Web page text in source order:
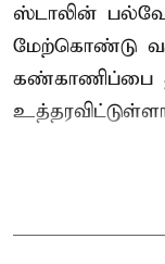
ஸ்டாலின்
மேற்கொண்டு
கண்காணிப்பை